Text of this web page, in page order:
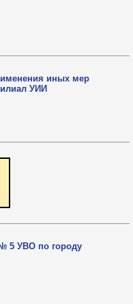
иных мер
УИИ
5 УВО по городу